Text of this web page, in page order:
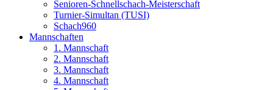
Senioren-Schnellschach-Meisterschaft
Turnier-Simultan (TUSI)
Schach960
Mannschaften
1. Mannschaft
2. Mannschaft
3. Mannschaft
4. Mannschaft